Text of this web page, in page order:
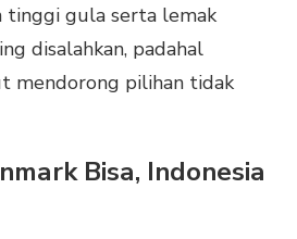
tinggi gula serta lemak
disalahkan, padahal
mendorong pilihan tidak
Bisa, Indonesia